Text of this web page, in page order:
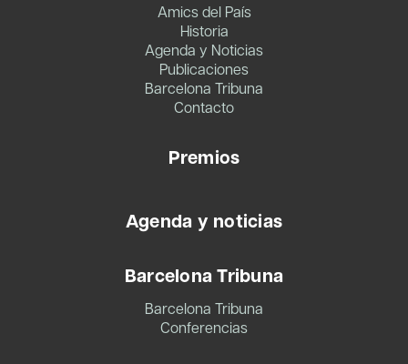
Amics del País
Historia
Agenda y Noticias
Publicaciones
Barcelona Tribuna
Contacto
Premios
Agenda y noticias
Barcelona Tribuna
Barcelona Tribuna
Conferencias